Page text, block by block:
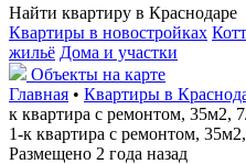
Найти квартиру в Краснодаре
Квартиры в новостройках
жильё Дома и участки
Объекты на карте
Главная • Квартиры в
к квартира с ремонтом, 35м2,
1-к квартира с ремонтом,
Размещено 2 года назад